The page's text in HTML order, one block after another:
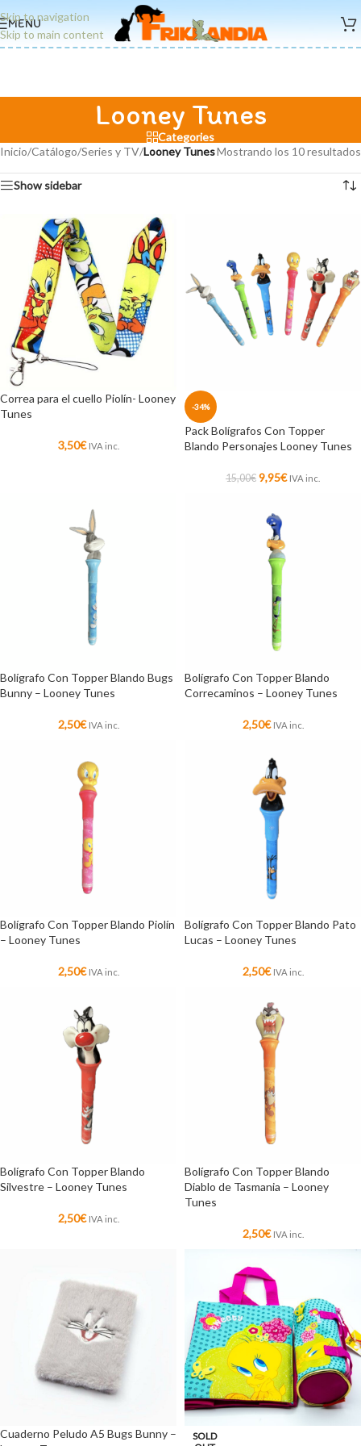
Skip to navigation
Skip to main content
MENU
Looney Tunes
Categories
Inicio/Catálogo/Series y TV/Looney TunesMostrando los 10 resultados
Show sidebar
Correa para el cuello Piolín- Looney
Tunes
3,50€ IVA inc.
-34%
Pack Bolígrafos Con Topper
Blando Personajes Looney Tunes
15,00€ 9,95€ IVA inc.
Bolígrafo Con Topper Blando Bugs
Bunny – Looney Tunes
2,50€ IVA inc.
Bolígrafo Con Topper Blando
Correcaminos – Looney Tunes
2,50€ IVA inc.
Bolígrafo Con Topper Blando Piolín
– Looney Tunes
2,50€ IVA inc.
Bolígrafo Con Topper Blando Pato
Lucas – Looney Tunes
2,50€ IVA inc.
Bolígrafo Con Topper Blando
Silvestre – Looney Tunes
2,50€ IVA inc.
Bolígrafo Con Topper Blando
Diablo de Tasmania – Looney
Tunes
2,50€ IVA inc.
Cuaderno Peludo A5 Bugs Bunny –
SOLD